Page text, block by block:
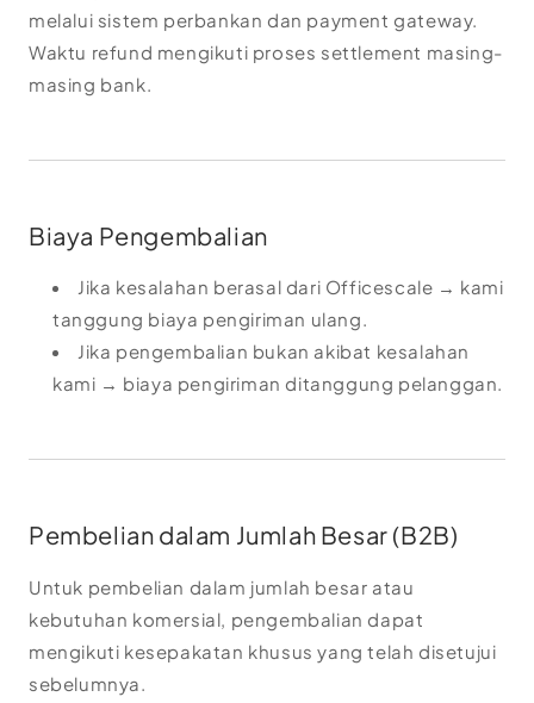
melalui sistem perbankan dan payment gateway.
Waktu refund mengikuti proses settlement masing-
masing bank.
Biaya Pengembalian
Jika kesalahan berasal dari Officescale → kami
tanggung biaya pengiriman ulang.
Jika pengembalian bukan akibat kesalahan
kami → biaya pengiriman ditanggung pelanggan.
Pembelian dalam Jumlah Besar (B2B)
Untuk pembelian dalam jumlah besar atau
kebutuhan komersial, pengembalian dapat
mengikuti kesepakatan khusus yang telah disetujui
sebelumnya.